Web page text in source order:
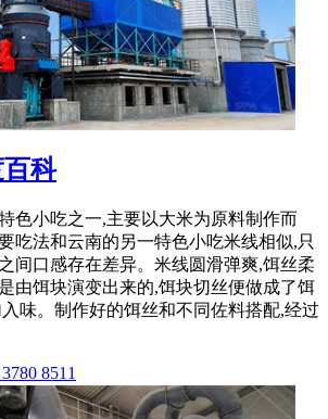
科
色小吃之一,主要以大米为原料制作而
吃法和云南的另一特色小吃米线相似,只
间口感存在差异。米线圆滑弹爽,饵丝柔
由饵块演变出来的,饵块切丝便做成了饵
味。制作好的饵丝和不同佐料搭配,经过
8511